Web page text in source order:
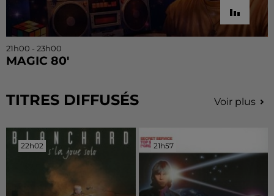
21h00 - 23h00
MAGIC 80'
TITRES DIFFUSÉS Voir plus
22h02
22h02 21h57
21h57